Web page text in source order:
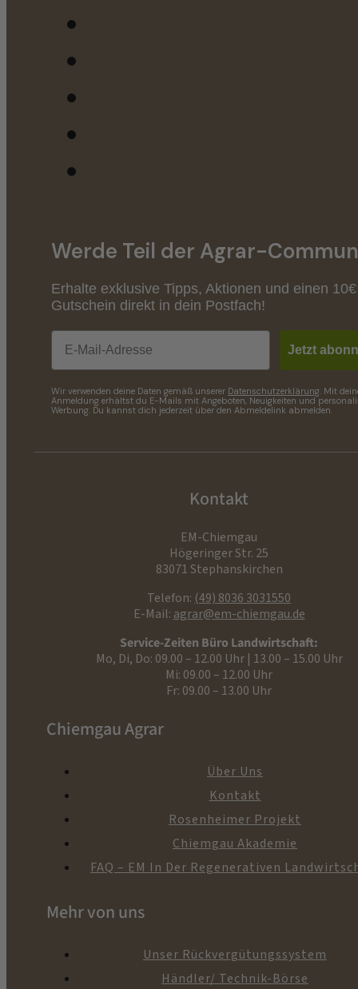
Werde Teil der Agrar-
Erhalte exklusive Tipps, Aktionen und einen 10€
Gutschein direkt in dein Postfach!
Email
Jetzt
Wir verwenden deine Daten gemäß unserer Datenschutzerklärung. Mit
Anmeldung erhältst du E-Mails mit Angeboten, Neuigkeiten und
Werbung. Du kannst dich jederzeit über den Abmeldelink abmelden.
Kontakt
EM-Chiemgau
Högeringer Str. 25
83071 Stephanskirchen
Telefon: (49) 8036 3031550
E-Mail: agrar@em-chiemgau.de
Service-Zeiten Büro Landwirtschaft:
Mo, Di, Do: 09.00 – 12.00 Uhr | 13.00 – 15.00 Uhr
Mi: 09.00 – 12.00 Uhr
Fr: 09.00 – 13.00 Uhr
Chiemgau Agrar
Über Uns
Kontakt
Rosenheimer Projekt
Chiemgau Akademie
FAQ – EM In Der Regenerativen
Mehr von uns
Unser Rückvergütungssystem
Händler/ Technik-Börse